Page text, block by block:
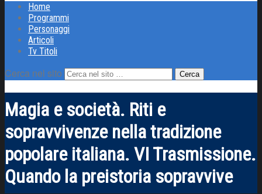
Home
Programmi
Personaggi
Articoli
Tv Titoli
Cerca nel sito
Magia e società. Riti e
sopravvivenze nella tradizione
popolare italiana. VI Trasmissione.
Quando la preistoria sopravvive